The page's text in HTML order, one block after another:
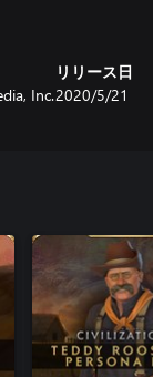
ンツが含まれるこ
リティ・パック」
力を新たにしてア
うまく保ち、"麗妃
れのパーソナリテ
含まれます。さら
ナリティ・パック
のアドオンパック
Inc.
リリース日
2020/5/21